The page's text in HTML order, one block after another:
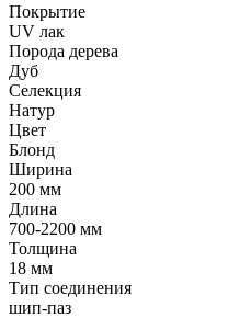
Покрытие
UV лак
Порода дерева
Дуб
Селекция
Натур
Цвет
Блонд
Ширина
200 мм
Длина
700-2200 мм
Толщина
18 мм
Тип соединения
шип-паз